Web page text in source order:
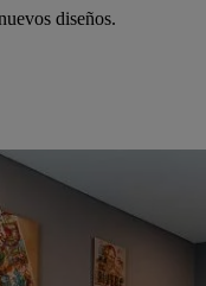
diseños.